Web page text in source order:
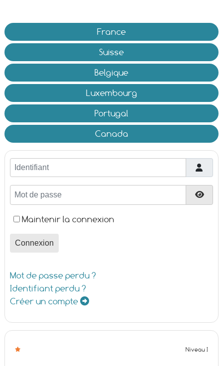
France
Suisse
Belgique
Luxembourg
Portugal
Canada
Identifiant
Mot de passe
Maintenir la connexion
Connexion
Mot de passe perdu ?
Identifiant perdu ?
Créer un compte
Niveau I